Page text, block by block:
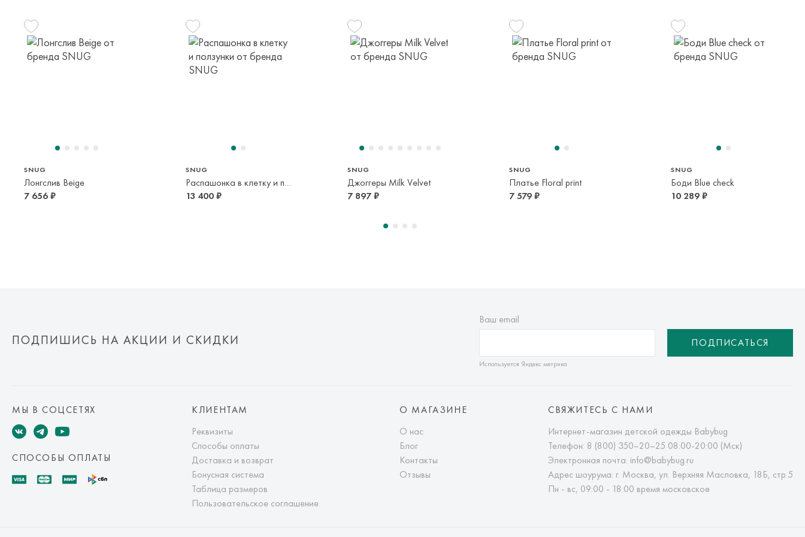
или в пункт самовывоза транспортной компании. Доставка осуществляется в
срок и по тарифам транспортной компании.
SNUG
Лонгслив Beige
7 656 ₽
SNUG
Распашонка в клетку и ползунки
13 400 ₽
SNUG
Джоггеры Milk Velvet
7 897 ₽
SNUG
Платье Floral print
7 579 ₽
SNUG
Боди Blue check
10 289 ₽
ПОДПИШИСЬ НА АКЦИИ И СКИДКИ
Ваш email
Используется Яндекс метрика
ПОДПИСАТЬСЯ
МЫ В СОЦСЕТЯХ
СПОСОБЫ ОПЛАТЫ
КЛИЕНТАМ
Реквизиты
Способы оплаты
Доставка и возврат
Бонусная система
Таблица размеров
Пользовательское соглашение
О МАГАЗИНЕ
О нас
Блог
Контакты
Отзывы
СВЯЖИТЕСЬ С НАМИ
Интернет-магазин детской одежды Babybug
Телефон: 8 (800) 350–20–25 08:00-20:00 (Мск)
Электронная почта: info@babybug.ru
Адрес шоурума: г. Москва, ул. Верхняя Масловка, 18Б, стр.5
Пн - вс, 09:00 - 18:00 время московское